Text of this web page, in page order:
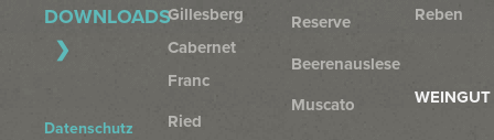
DOWNLOADS
Datenschutz
Gillesberg
Cabernet
Franc
Ried
Reserve
Beerenauslese
Muscato
Reben
WEINGUT